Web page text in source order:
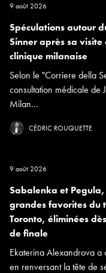
9 août 2026
Spéculations autour
Sinner après sa visite
clinique milanaise
Selon le "Corriere della
consultation médicale de
Milan...
CÉDRIC ROUQUETTE
9 août 2026
Sabalenka et
grandes favorites du
Toronto, éliminées
de finale
Ekaterina Alexandrova a
en renversant la tête de